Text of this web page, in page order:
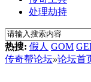
处理劫持
热搜: 假人 GOM
传奇帮论坛»论坛首